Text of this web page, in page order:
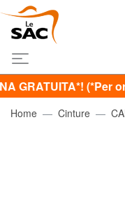
(*Per ordini
Home Cinture